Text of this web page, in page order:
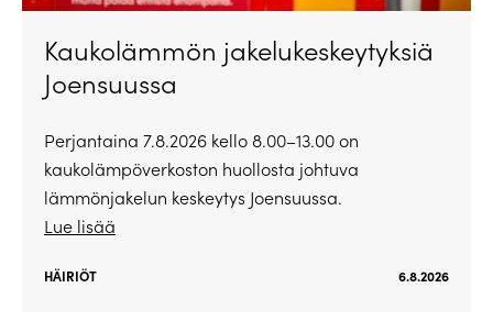
Kaukolämmön jakelukeskeytyksiä
Joensuussa
Perjantaina 7.8.2026 kello 8.00–13.00 on
kaukolämpöverkoston huollosta johtuva
lämmönjakelun keskeytys Joensuussa.
Lue lisää
HÄIRIÖT 6.8.2026